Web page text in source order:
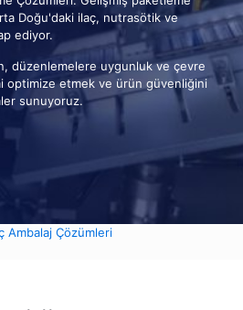
Doğu'daki ilaç, nutrasötik ve
ediyor.
düzenlemelere uygunluk ve çevre
optimize etmek ve ürün güvenliğini
sunuyoruz.
Ambalaj Çözümleri